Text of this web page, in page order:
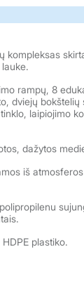
kompleksas
rampų, 8
dviejų
laipiojimo
dažytos
iš
plastiko.